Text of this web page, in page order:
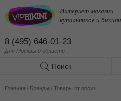
Интернет-магазин
купальников и бикини
8 (495) 646-01-23
Для Москвы и области
Поиск
Главная / Бренды /